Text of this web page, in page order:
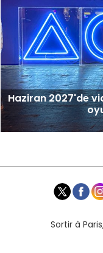
Haziran 2027'de
Sortir à